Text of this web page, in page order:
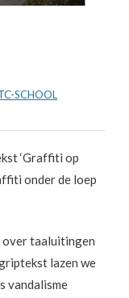
SCHOOL
‘Graffiti op
onder de loep
over taaluitingen
lazen we
vandalisme